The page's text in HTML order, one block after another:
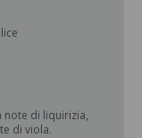
note di liquirizia,
di viola.